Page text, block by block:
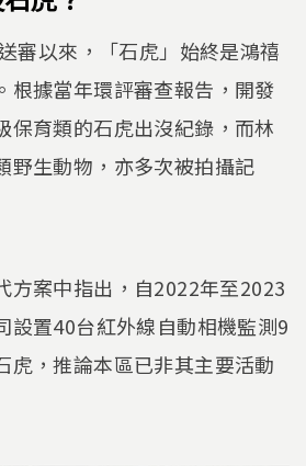
審以來，「石虎」始終是鴻禧
根據當年環評審查報告，開發
保育類的石虎出沒紀錄，而林
野生動物，亦多次被拍攝記
方案中指出，自2022年至2023
設置40台紅外線自動相機監測9
虎，推論本區已非其主要活動